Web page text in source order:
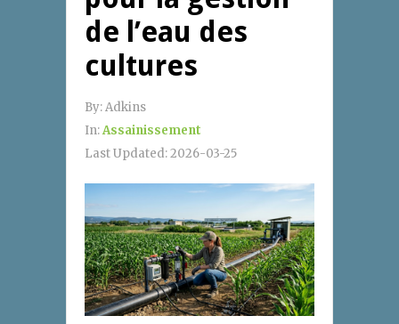
de l’eau des
cultures
By:Adkins
In:Assainissement
Last Updated:2026-03-25